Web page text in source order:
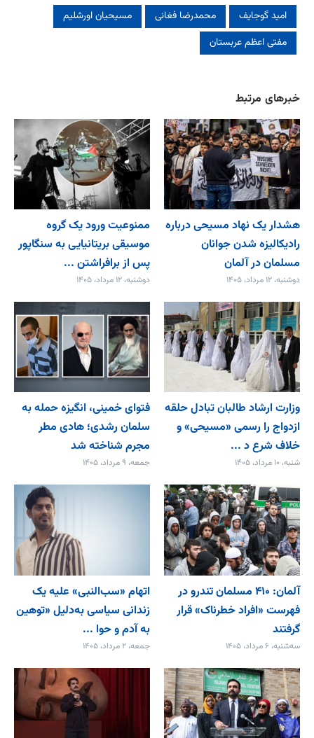
اميد گوجايف محمدرضا فغانی
مسیحیان اورشلیم
مفتی اعظم عربستان
خبرهای مرتبط
هشدار یک نهاد مسیحی درباره
رادیکالیزه شدن جوانان
مسلمان در آلمان
دوشنبه، ۱۲ مرداد، ۱۴۰۵
ممنوعیت ورود یک گروه
موسیقی بریتانیایی به سنگاپور
پس از برافراشتن ...
دوشنبه، ۱۲ مرداد، ۱۴۰۵
وزارت ارشاد طالبان تبادل حلقه
ازدواج را رسمی «مسیحی» و
خلاف شرع د ...
شنبه، ۱۰ مرداد، ۱۴۰۵
فتوای خمینی، انگیزه حمله به
سلمان رشدی؛ هادی مطر
مجرم شناخته شد
جمعه، ۹ مرداد، ۱۴۰۵
آلمان: ۴۱۰ مسلمان تندرو در
فهرست «افراد خطرناک» قرار
گرفتند
سه‌شنبه، ۶ مرداد، ۱۴۰۵
اتهام «سب‌النبی» علیه یک
زندانی سیاسی به‌دلیل «توهین
به آدم و حوا ...
جمعه، ۲ مرداد، ۱۴۰۵